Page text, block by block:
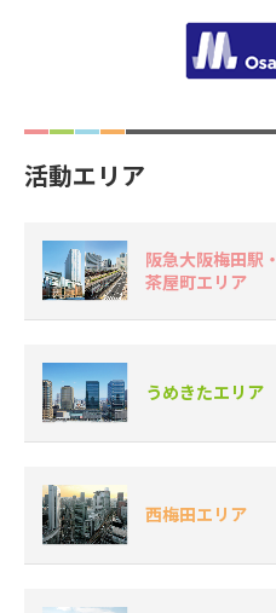
活動エリア
阪急大阪梅田駅・
茶屋町エリア
うめきたエリア
西梅田エリア